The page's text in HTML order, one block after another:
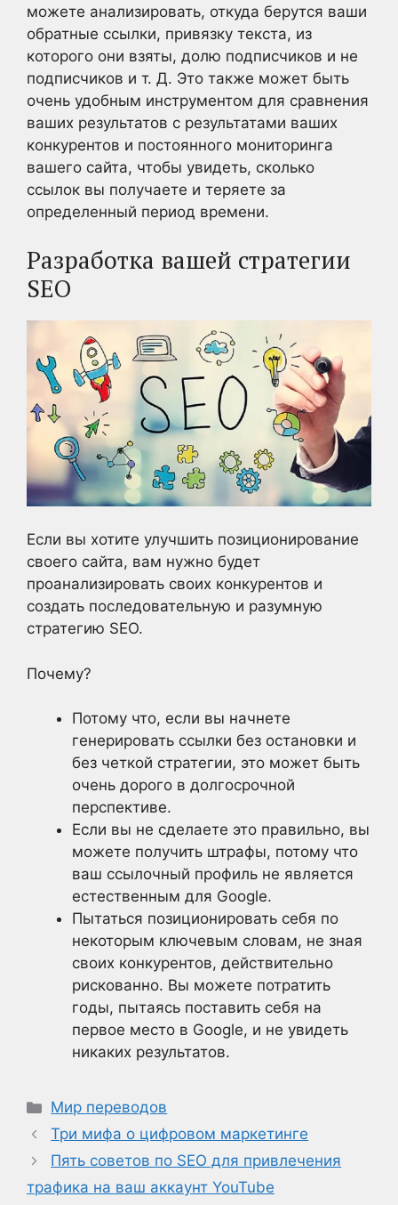
можете анализировать, откуда берутся ваши
обратные ссылки, привязку текста, из
которого они взяты, долю подписчиков и не
подписчиков и т. Д. Это также может быть
очень удобным инструментом для сравнения
ваших результатов с результатами ваших
конкурентов и постоянного мониторинга
вашего сайта, чтобы увидеть, сколько
ссылок вы получаете и теряете за
определенный период времени.
Разработка вашей стратегии
SEO
Если вы хотите улучшить позиционирование
своего сайта, вам нужно будет
проанализировать своих конкурентов и
создать последовательную и разумную
стратегию SEO.
Почему?
Потому что, если вы начнете
генерировать ссылки без остановки и
без четкой стратегии, это может быть
очень дорого в долгосрочной
перспективе.
Если вы не сделаете это правильно, вы
можете получить штрафы, потому что
ваш ссылочный профиль не является
естественным для Google.
Пытаться позиционировать себя по
некоторым ключевым словам, не зная
своих конкурентов, действительно
рискованно. Вы можете потратить
годы, пытаясь поставить себя на
первое место в Google, и не увидеть
никаких результатов.
Рубрики
Мир переводов
Три мифа о цифровом маркетинге
Пять советов по SEO для привлечения
трафика на ваш аккаунт YouTube